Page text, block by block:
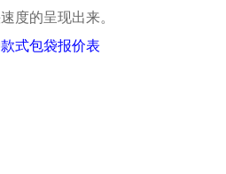
度的呈现出来。
式包袋报价表